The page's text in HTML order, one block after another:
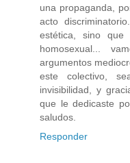
una propaganda,
acto
estética, sino
homosexual...
argumentos
este colectivo,
invisibilidad, y
que le dedicaste
saludos.
Responder